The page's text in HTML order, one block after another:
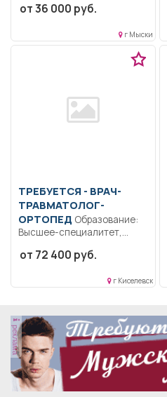
от 36 000 руб.
г Мыски
ТРЕБУЕТСЯ - ВРАЧ-
ТРАВМАТОЛОГ-
ОРТОПЕД
Высшее-специалитет,
Дисциплинированность.
отделение. Выполнение
должностных...
от 72 400 руб.
г Киселевск
реклама